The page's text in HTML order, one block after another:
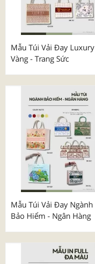
Mẫu Túi Vải Đay Luxury
Vàng - Trang Sức
Mẫu Túi Vải Đay Ngành
Bảo Hiểm - Ngân Hàng